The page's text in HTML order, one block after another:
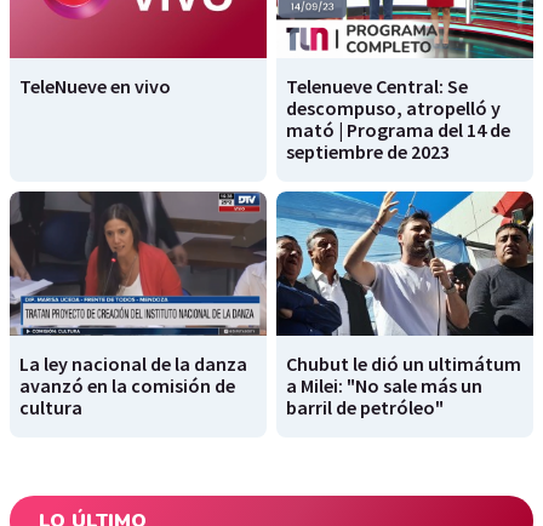
TeleNueve en vivo
Telenueve Central: Se
descompuso, atropelló y
mató | Programa del 14 de
septiembre de 2023
La ley nacional de la danza
avanzó en la comisión de
cultura
Chubut le dió un ultimátum
a Milei: "No sale más un
barril de petróleo"